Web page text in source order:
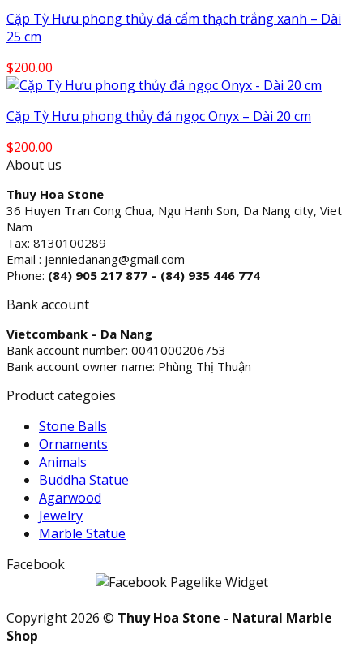
Cặp Tỳ Hưu phong thủy đá cẩm thạch trắng xanh – Dài
25 cm
$200.00
Cặp Tỳ Hưu phong thủy đá ngọc Onyx – Dài 20 cm
$200.00
About us
Thuy Hoa Stone
36 Huyen Tran Cong Chua, Ngu Hanh Son, Da Nang city, Viet
Nam
Tax: 8130100289
Email : jenniedanang@gmail.com
Phone: (84) 905 217 877 – (84) 935 446 774
Bank account
Vietcombank – Da Nang
Bank account number: 0041000206753
Bank account owner name: Phùng Thị Thuận
Product categoies
Stone Balls
Ornaments
Animals
Buddha Statue
Agarwood
Jewelry
Marble Statue
Facebook
Copyright 2026 © Thuy Hoa Stone - Natural Marble
Shop